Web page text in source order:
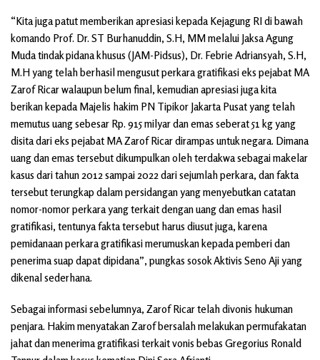
“Kita juga patut memberikan apresiasi kepada Kejagung RI di bawah
komando Prof. Dr. ST Burhanuddin, S.H, MM melalui Jaksa Agung
Muda tindak pidana khusus (JAM-Pidsus), Dr. Febrie Adriansyah, S.H,
M.H yang telah berhasil mengusut perkara gratifikasi eks pejabat MA
Zarof Ricar walaupun belum final, kemudian apresiasi juga kita
berikan kepada Majelis hakim PN Tipikor Jakarta Pusat yang telah
memutus uang sebesar Rp. 915 milyar dan emas seberat 51 kg yang
disita dari eks pejabat MA Zarof Ricar dirampas untuk negara. Dimana
uang dan emas tersebut dikumpulkan oleh terdakwa sebagai makelar
kasus dari tahun 2012 sampai 2022 dari sejumlah perkara, dan fakta
tersebut terungkap dalam persidangan yang menyebutkan catatan
nomor-nomor perkara yang terkait dengan uang dan emas hasil
gratifikasi, tentunya fakta tersebut harus diusut juga, karena
pemidanaan perkara gratifikasi merumuskan kepada pemberi dan
penerima suap dapat dipidana”, pungkas sosok Aktivis Seno Aji yang
dikenal sederhana.
Sebagai informasi sebelumnya, Zarof Ricar telah divonis hukuman
penjara. Hakim menyatakan Zarof bersalah melakukan permufakatan
jahat dan menerima gratifikasi terkait vonis bebas Gregorius Ronald